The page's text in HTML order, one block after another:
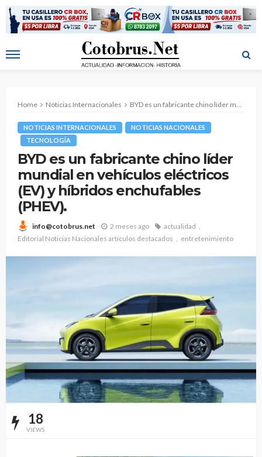
Home Noticias Internacionales BYD es un fabricante chino líder mundial en vehículos eléctricos (EV) y híbridos enchufables (PHEV).
NOTICIAS INTERNACIONALES
NOTICIAS NACIONALES
TECNOLOGÍA
BYD es un fabricante chino líder
mundial en vehículos eléctricos
(EV) y híbridos enchufables
(PHEV).
info@cotobrus.net 2 meses ago
actualidad
Editorial Noticias Nacionales articulos destacados
entretenimiento
18
VIEWS